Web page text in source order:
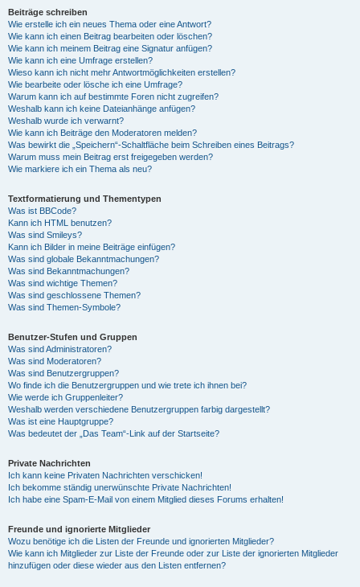
Beiträge schreiben
Wie erstelle ich ein neues Thema oder eine Antwort?
Wie kann ich einen Beitrag bearbeiten oder löschen?
Wie kann ich meinem Beitrag eine Signatur anfügen?
Wie kann ich eine Umfrage erstellen?
Wieso kann ich nicht mehr Antwortmöglichkeiten erstellen?
Wie bearbeite oder lösche ich eine Umfrage?
Warum kann ich auf bestimmte Foren nicht zugreifen?
Weshalb kann ich keine Dateianhänge anfügen?
Weshalb wurde ich verwarnt?
Wie kann ich Beiträge den Moderatoren melden?
Was bewirkt die „Speichern“-Schaltfläche beim Schreiben eines Beitrags?
Warum muss mein Beitrag erst freigegeben werden?
Wie markiere ich ein Thema als neu?
Textformatierung und Thementypen
Was ist BBCode?
Kann ich HTML benutzen?
Was sind Smileys?
Kann ich Bilder in meine Beiträge einfügen?
Was sind globale Bekanntmachungen?
Was sind Bekanntmachungen?
Was sind wichtige Themen?
Was sind geschlossene Themen?
Was sind Themen-Symbole?
Benutzer-Stufen und Gruppen
Was sind Administratoren?
Was sind Moderatoren?
Was sind Benutzergruppen?
Wo finde ich die Benutzergruppen und wie trete ich ihnen bei?
Wie werde ich Gruppenleiter?
Weshalb werden verschiedene Benutzergruppen farbig dargestellt?
Was ist eine Hauptgruppe?
Was bedeutet der „Das Team“-Link auf der Startseite?
Private Nachrichten
Ich kann keine Privaten Nachrichten verschicken!
Ich bekomme ständig unerwünschte Private Nachrichten!
Ich habe eine Spam-E-Mail von einem Mitglied dieses Forums erhalten!
Freunde und ignorierte Mitglieder
Wozu benötige ich die Listen der Freunde und ignorierten Mitglieder?
Wie kann ich Mitglieder zur Liste der Freunde oder zur Liste der ignorierten Mitglieder
hinzufügen oder diese wieder aus den Listen entfernen?